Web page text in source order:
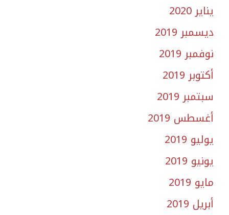
يناير 2020
ديسمبر 2019
نوفمبر 2019
أكتوبر 2019
سبتمبر 2019
أغسطس 2019
يوليو 2019
يونيو 2019
مايو 2019
أبريل 2019